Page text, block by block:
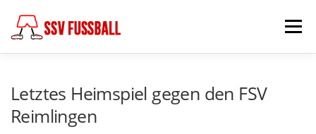
Inhalt
springen
Menü
Letztes Heimspiel gegen den FSV
Reimlingen